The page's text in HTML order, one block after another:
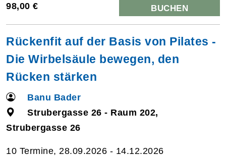
98,00 € BUCHEN
Rückenfit auf der Basis von Pilates -
Die Wirbelsäule bewegen, den
Rücken stärken
Banu Bader
Strubergasse 26 - Raum 202,
Strubergasse 26
10 Termine, 28.09.2026 - 14.12.2026